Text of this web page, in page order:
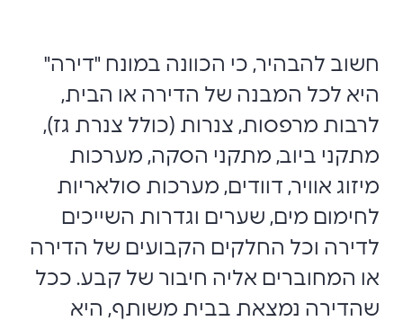
חשוב להבהיר, כי הכוונה במונח "דירה"
היא לכל המבנה של הדירה או הבית,
לרבות מרפסות, צנרות (כולל צנרת גז),
מתקני ביוב, מתקני הסקה, מערכות
מיזוג אוויר, דוודים, מערכות סולאריות
לחימום מים, שערים וגדרות השייכים
לדירה וכל החלקים הקבועים של הדירה
או המחוברים אליה חיבור של קבע. ככל
שהדירה נמצאת בבית משותף, היא